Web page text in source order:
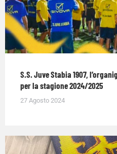
S.S. Juve Stabia 1907,
per la stagione 2024/2025
27 Agosto 2024